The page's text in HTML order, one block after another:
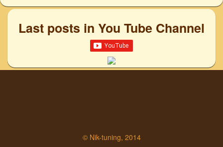
Last posts in You Tube Channel
© Nik-tuning, 2014